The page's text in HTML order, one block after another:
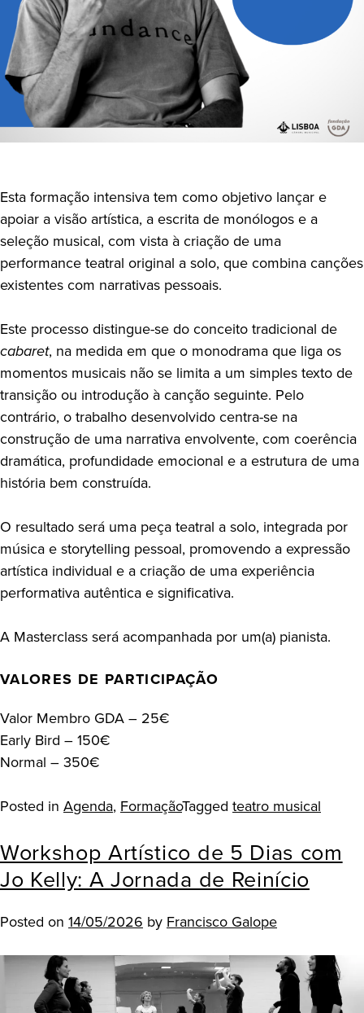
Esta formação intensivatem como objetivo lançar e
apoiar a visão artística, a escrita de monólogos e a
seleção musical, com vista à criação de uma
performance teatral original a solo, que combina canções
existentes com narrativas pessoais.
Este processo distingue-se do conceito tradicional de
cabaret, na medida em que o monodrama que liga os
momentos musicais não se limita a um simples texto de
transição ou introdução à canção seguinte. Pelo
contrário, o trabalho desenvolvido centra-se na
construção de uma narrativa envolvente, com coerência
dramática, profundidade emocional e a estrutura de uma
história bem construída.
O resultado será uma peça teatral a solo, integrada por
música e storytelling pessoal, promovendo a expressão
artística individual e a criação de uma experiência
performativa autêntica e significativa.
A Masterclass será acompanhada por um(a) pianista.
VALORES DE PARTICIPAÇÃO
Valor Membro GDA – 25€
Early Bird – 150€
Normal – 350€
Posted in Agenda, FormaçãoTagged teatro musical
Workshop Artístico de 5 Dias com
Jo Kelly: A Jornada de Reinício
Posted on 14/05/2026 by Francisco Galope